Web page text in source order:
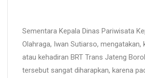
Sementara Kepala Dinas Pariwisata
Olahraga, Iwan Sutiarso, mengatakan,
atau kehadiran BRT Trans Jateng
tersebut sangat diharapkan, karena